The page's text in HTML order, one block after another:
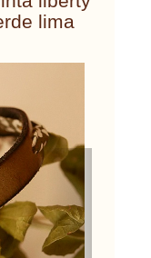
lima
Next